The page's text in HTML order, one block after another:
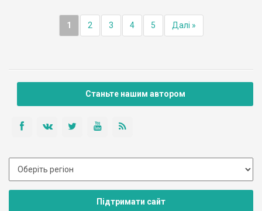
1 2 3 4 5 Далі »
Станьте нашим автором
Підтримати сайт